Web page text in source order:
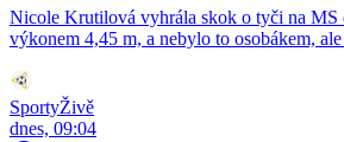
Nicole Krutilová vyhrála skok o tyči na MS
výkonem 4,45 m, a nebylo to osobákem,
SportyŽivě
dnes, 09:04